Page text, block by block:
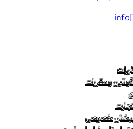
و مقررات
و بخش خصوصی